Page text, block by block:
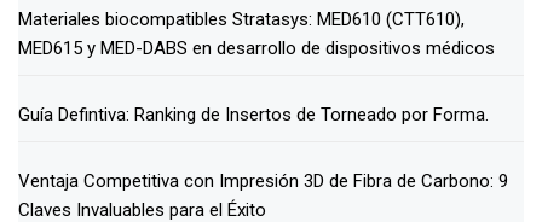
Materiales biocompatibles Stratasys: MED610 (CTT610),
MED615 y MED-DABS en desarrollo de dispositivos médicos
Guía Defintiva: Ranking de Insertos de Torneado por Forma.
Ventaja Competitiva con Impresión 3D de Fibra de Carbono: 9
Claves Invaluables para el Éxito